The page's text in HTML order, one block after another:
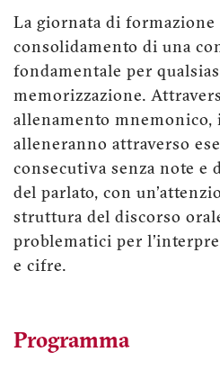
La giornata di formazione
consolidamento di una
fondamentale per
memorizzazione.
allenamento mnemonico,
alleneranno attraverso
consecutiva senza note e
del parlato, con
struttura del discorso
problematici per
e cifre.
Programma